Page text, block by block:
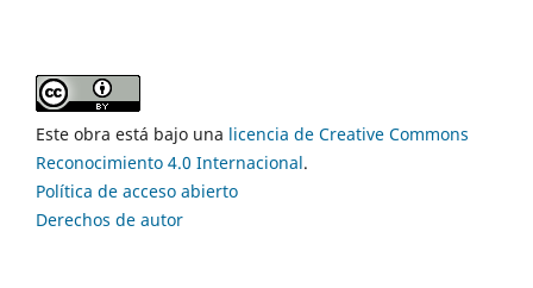
Este obra está bajo una licencia de Creative Commons
Reconocimiento 4.0 Internacional.
Política de acceso abierto
Derechos de autor